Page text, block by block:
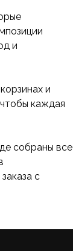
и
и
каждая
собраны все
с